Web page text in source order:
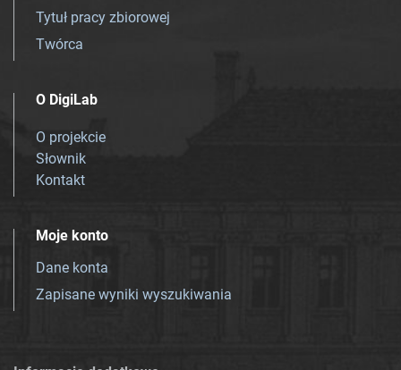
Tytuł pracy zbiorowej
Twórca
O DigiLab
O projekcie
Słownik
Kontakt
Moje konto
Dane konta
Zapisane wyniki wyszukiwania